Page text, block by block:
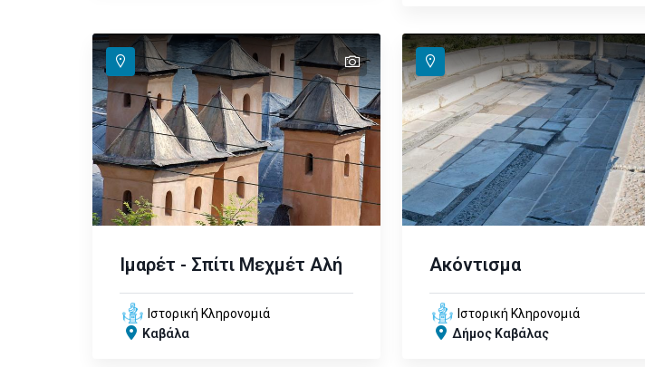
text
text
Ιμαρέτ - Σπίτι Μεχμέτ Αλή
Ιστορική Κληρονομιά
Καβάλα
Ακόντισμα
Ιστορική Κληρονομιά
Δήμος Καβάλας